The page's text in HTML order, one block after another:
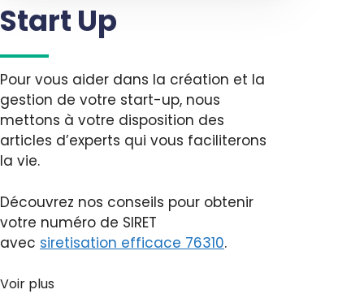
Start Up
Pour vous aider dans la création et la
gestion de votre start-up, nous
mettons à votre disposition des
articles d’experts qui vous faciliterons
la vie.
Découvrez nos conseils pour obtenir
votre numéro de SIRET
avec siretisation efficace 76310.
Voir plus